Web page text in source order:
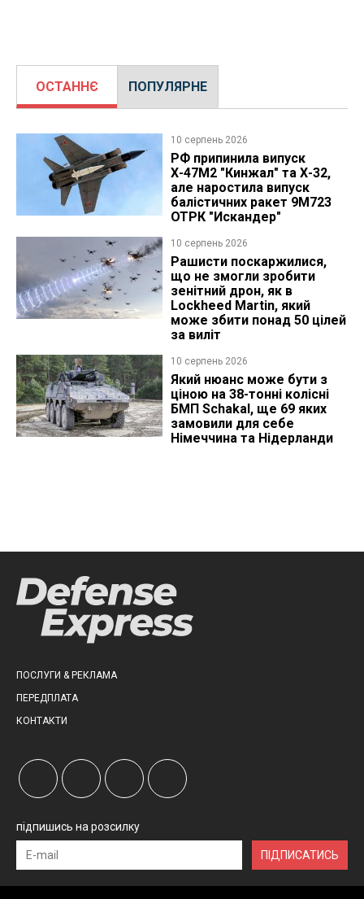
ОСТАННЄ ПОПУЛЯРНЕ
10 серпень 2026
РФ припинила випуск
Х-47М2 "Кинжал" та Х-32,
але наростила випуск
балістичних ракет 9М723
ОТРК "Искандер"
10 серпень 2026
Рашисти поскаржилися,
що не змогли зробити
зенітний дрон, як в
Lockheed Martin, який
може збити понад 50 цілей
за виліт
10 серпень 2026
Який нюанс може бути з
ціною на 38-тонні колісні
БМП Schakal, ще 69 яких
замовили для себе
Німеччина та Нідерланди
ПОСЛУГИ & РЕКЛАМА
ПЕРЕДПЛАТА
КОНТАКТИ
підпишись на розсилку
ПІДПИСАТИСЬ